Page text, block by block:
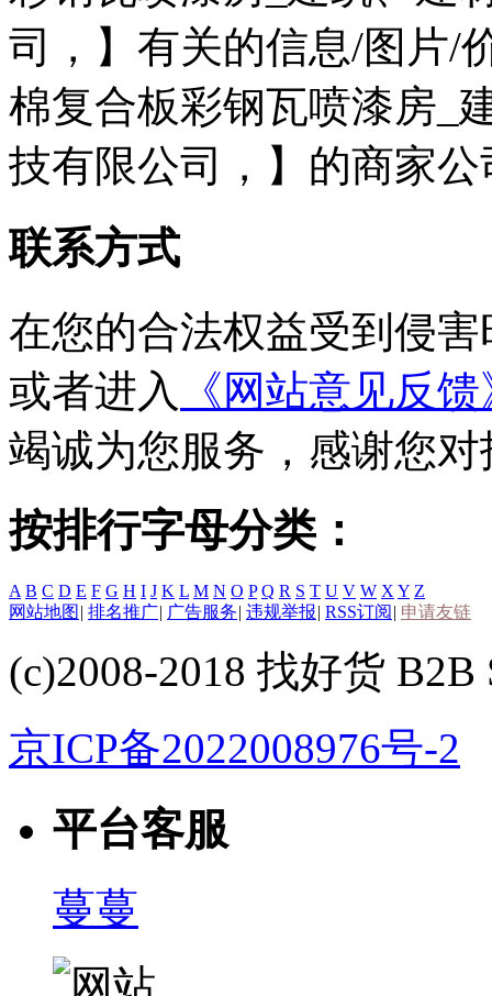
司，】有关的信息/图片/
棉复合板彩钢瓦喷漆房_
技有限公司，】的商家
联系方式
在您的合法权益受到侵
或者进入
《网站意见反
竭诚为您服务，感谢您
按排行字母分类：
A B C D E F G H I J K L M N O P Q R S T U V W X Y Z
网站地图 | 排名推广| 广告服务| 违规举报| RSS订阅 | 申请友链
(c)2008-2018 找好货 B2B
京ICP备2022008976号-2
平台客服
蔓蔓